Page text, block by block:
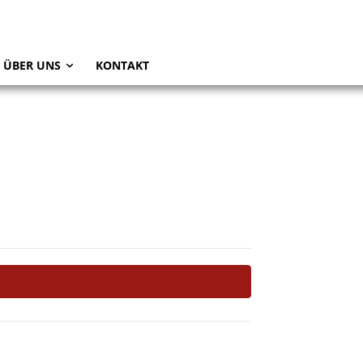
ÜBER UNS KONTAKT